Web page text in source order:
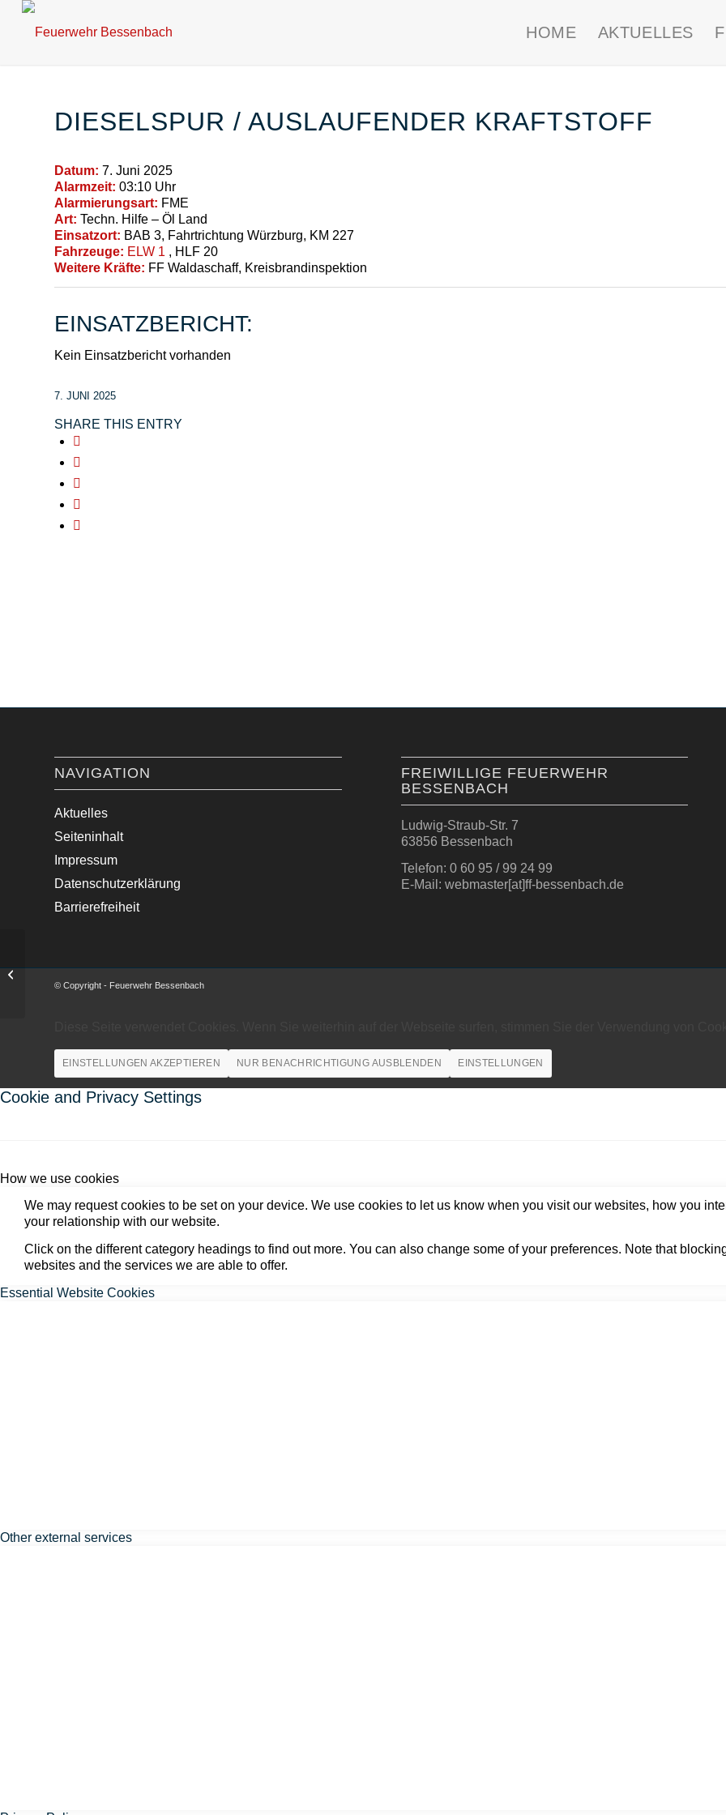
HOME AKTUELLES
DIESELSPUR / AUSLAUFENDER KRAFTSTOFF
Datum: 7. Juni 2025
Alarmzeit: 03:10 Uhr
Alarmierungsart: FME
Art: Techn. Hilfe – Öl Land
Einsatzort: BAB 3, Fahrtrichtung Würzburg, KM 227
Fahrzeuge: ELW 1 , HLF 20
Weitere Kräfte: FF Waldaschaff, Kreisbrandinspektion
EINSATZBERICHT:
Kein Einsatzbericht vorhanden
7. JUNI 2025
SHARE THIS ENTRY
NAVIGATION
Aktuelles
Seiteninhalt
Impressum
Datenschutzerklärung
Barrierefreiheit
FREIWILLIGE FEUERWEHR
BESSENBACH
Ludwig-Straub-Str. 7
63856 Bessenbach
Telefon: 0 60 95 / 99 24 99
E-Mail: webmaster[at]ff-bessenbach.de
© Copyright - Feuerwehr Bessenbach
EINSTELLUNGEN AKZEPTIEREN NUR BENACHRICHTIGUNG AUSBLENDEN EINSTELLUNGEN
Cookie and Privacy Settings
How we use cookies
We may request cookies to be set on your device. We use cookies to let us know when you visit our websites, how you
your relationship with our website.
Click on the different category headings to find out more. You can also change some of your preferences. Note that
websites and the services we are able to offer.
Essential Website Cookies
Other external services